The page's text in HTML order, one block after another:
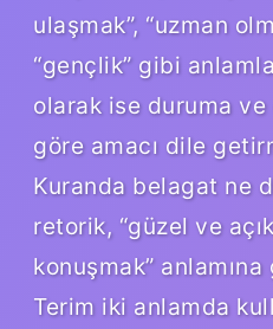
ulaşmak”, “uzman
“gençlik” gibi
olarak ise duruma
göre amacı dile
Kuranda belagat ne
retorik, “güzel ve
konuşmak”
Terim iki anlamda